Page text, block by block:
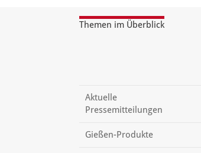
Themen im Überblick
Aktuelle
Pressemitteilungen
Gießen-Produkte